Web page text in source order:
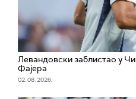
Левандовски заблистао у
Фајера
02. 08. 2026.